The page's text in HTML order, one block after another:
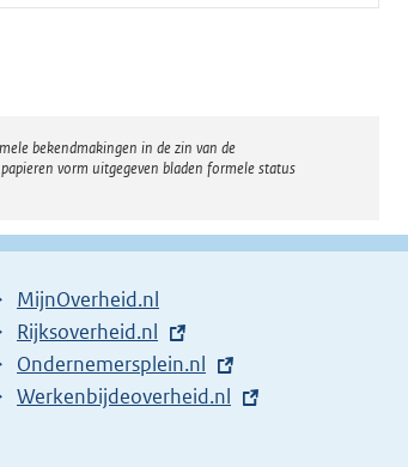
bekendmakingen in de zin van de
vorm uitgegeven bladen formele status
MijnOverheid.nl
E
x
t
Rijksoverheid.nl
E
x
Ondernemersplein.nl
E
Werkenbijdeoverheid.nl